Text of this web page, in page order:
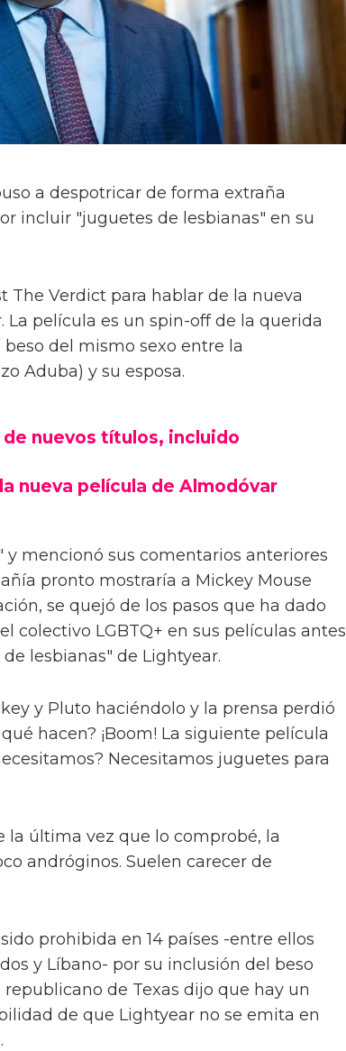
a despotricar de forma extraña
incluir "juguetes de lesbianas" en su
The Verdict para hablar de la nueva
película es un spin-off de la querida
del mismo sexo entre la
Aduba) y su esposa.
nuevos títulos, incluido
nueva película de Almodóvar
mencionó sus comentarios anteriores
pronto mostraría a Mickey Mouse
se quejó de los pasos que ha dado
colectivo LGBTQ+ en sus películas antes
lesbianas" de Lightyear.
y Pluto haciéndolo y la prensa perdió
hacen? ¡Boom! La siguiente película
Necesitamos juguetes para
la última vez que lo comprobé, la
andróginos. Suelen carecer de
prohibida en 14 países -entre ellos
y Líbano- por su inclusión del beso
de Texas dijo que hay un
de que Lightyear no se emita en